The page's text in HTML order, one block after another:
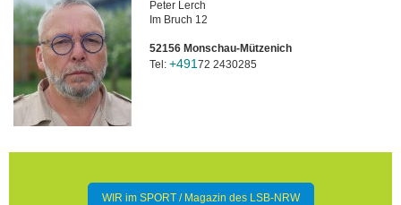
Peter Lerch
Im Bruch 12
52156 Monschau-Mützenich
Tel: +491 72 2430285
WIR im SPORT / Magazin des LSB-NRW